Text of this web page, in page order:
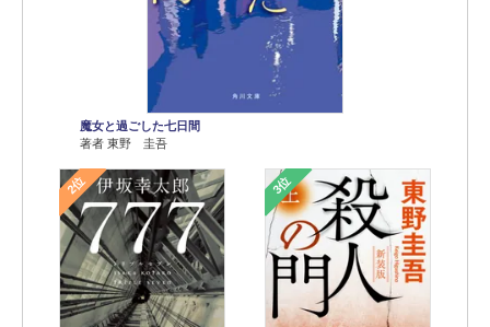
魔女と過ごした七日間
著者 東野 圭吾
2位 3位